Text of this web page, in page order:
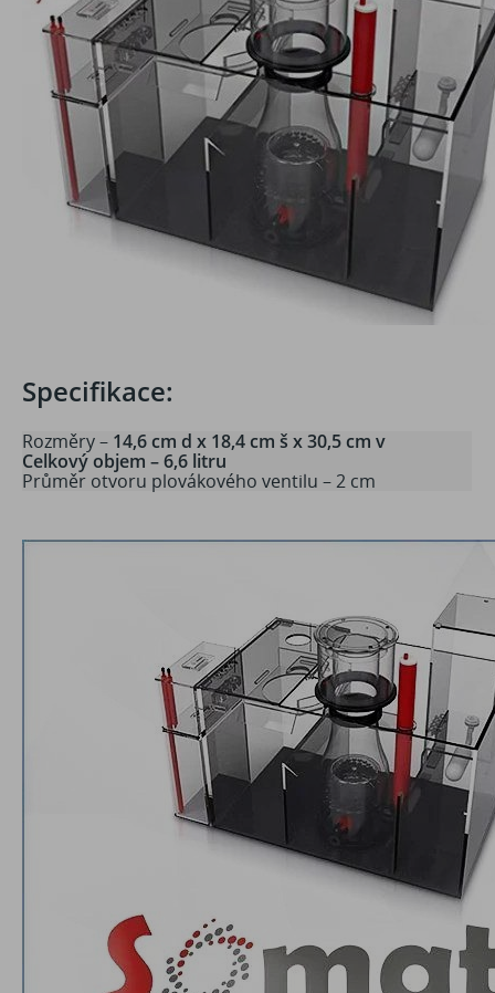
Specifikace:
Rozměry – 14,6 cm d x 18,4 cm š x 30,5 cm v
Celkový objem – 6,6 litru
Průměr otvoru plovákového ventilu – 2 cm